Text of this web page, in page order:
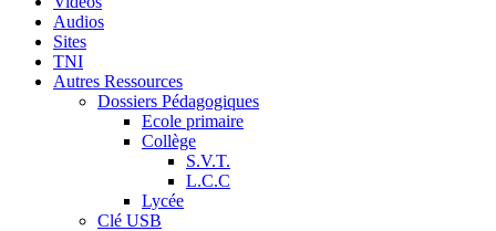
Audios
Sites
TNI
Autres Ressources
Dossiers Pédagogiques
Ecole primaire
Collège
S.V.T.
L.C.C
Lycée
Clé USB